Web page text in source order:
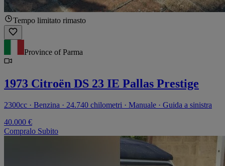
Tempo limitato rimasto
Province of Parma
1973 Citroën DS 23 IE Pallas Prestige
2300cc · Benzina · 24.740 chilometri · Manuale · Guida a sinistra
40.000 €
Compralo Subito